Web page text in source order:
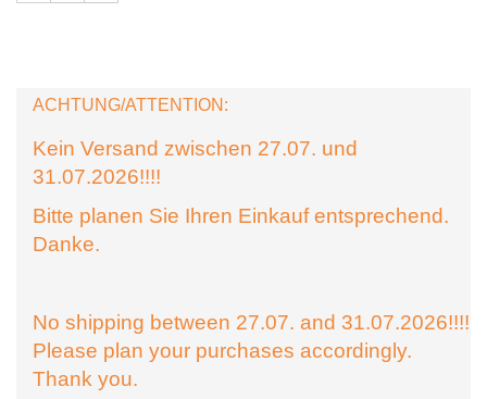
ACHTUNG/ATTENTION:
Kein Versand zwischen 27.07. und
31.07.2026!!!!
Bitte planen Sie Ihren Einkauf entsprechend.
Danke.
No shipping between 27.07. and 31.07.2026!!!!
Please plan your purchases accordingly.
Thank you.